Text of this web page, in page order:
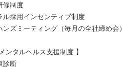
修制度
ル採用インセンティブ制度
ンズミーティング（毎月の全社締め会）
ンタルヘルス支援制度 】
診断